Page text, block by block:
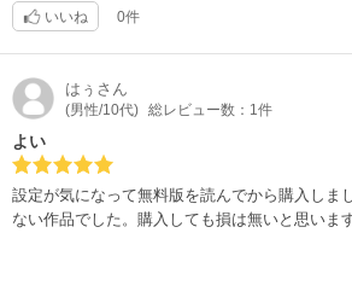
いいね 0件
はぅ さん
(男性/10代) 総レビュー数：1件
よい
設定が気になって無料版を読んでから購入しま
ない作品でした。購入しても損は無いと思いま